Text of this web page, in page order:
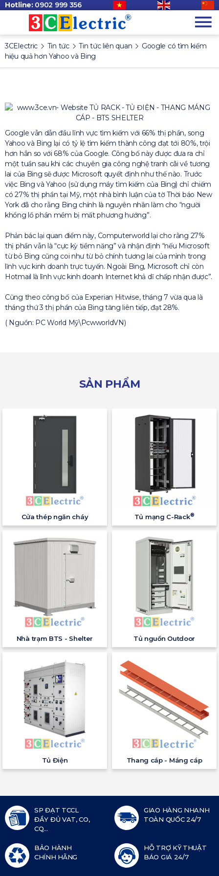
Hotline: 0902 999 356
3CElectric Tin tức Tin tức liên quan
Google có tìm kiếm
hiệu quả hơn Yahoo và Bing
Google vẫn dẫn đầu lĩnh vực tìm kiếm với 66% thị phần, song
Yahoo và Bing lại có tỷ lệ tìm kiếm thành công đạt tới 80%, trội
hơn hẳn so với 68% của Google. Công bố này được đưa ra chỉ
một tuần sau khi các chuyên gia công nghệ tranh cãi về tương
lai của Bing sẽ được Microsoft quyết định như thế nào. Trước
việc Bing và Yahoo (sử dụng máy tìm kiếm của Bing) chỉ chiếm
có 27% thị phần tại Mỹ, một nhà bình luận của tờ Thời báo New
York đã cho rằng Bing chính là nguyên nhân làm cho “người
khổng lồ phần mềm bị mất phương hướng”.
Phản bác lại quan điểm này, Computerworld lại cho rằng 27%
thị phần vẫn là “cực kỳ tiềm năng” và nhận định “nếu Microsoft
từ bỏ Bing cũng coi như từ bỏ chính tương lai của mình trong
lĩnh vực kinh doanh trực tuyến. Ngoài Bing, Microsoft chỉ còn
Hotmail là lĩnh vực kinh doanh Internet khả dĩ chấp nhận được”.
Cũng theo công bố của Experian Hitwise, tháng 7 vừa qua là
tháng thứ 3 thị phần của Bing tăng liên tiếp, đạt 28%.
( Nguồn: PC World Mỹ\PcwworldVN)
SẢN PHẨM
Cửa thép ngăn cháy Tủ mạng C-Rack®
Nhà trạm BTS - Shelter Tủ nguồn Outdoor
Tủ Điện Thang cáp - Máng cáp
SP ĐẠT TCCL
ĐẦY ĐỦ VAT, CO,
CQ...
GIAO HÀNG NHANH
TOÀN QUỐC 24/7
BẢO HÀNH
CHÍNH HÃNG
HỖ TRỢ KỸ THUẬT
BÁO GIÁ 24/7